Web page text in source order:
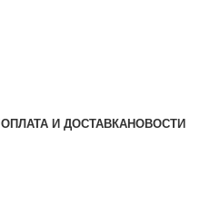
ОПЛАТА И ДОСТАВКАНОВОСТИ